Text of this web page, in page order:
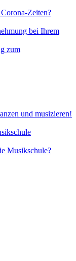
Zeiten?
bei Ihrem
zum
und musizieren!
Musikschule?